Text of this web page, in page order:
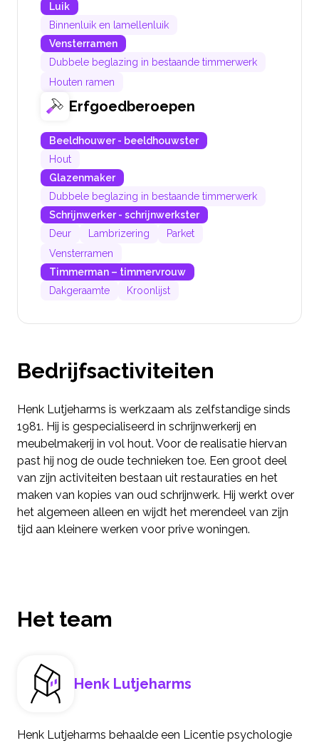
Luik
Binnenluik en lamellenluik
Vensterramen
Dubbele beglazing in bestaande timmerwerk
Houten ramen
Erfgoedberoepen
Beeldhouwer - beeldhouwster
Hout
Glazenmaker
Dubbele beglazing in bestaande timmerwerk
Schrijnwerker - schrijnwerkster
Deur
Lambrizering
Parket
Vensterramen
Timmerman – timmervrouw
Dakgeraamte
Kroonlijst
Bedrijfsactiviteiten
Henk Lutjeharms is werkzaam als zelfstandige sinds
1981. Hij is gespecialiseerd in schrijnwerkerij en
meubelmakerij in vol hout. Voor de realisatie hiervan
past hij nog de oude technieken toe. Een groot deel
van zijn activiteiten bestaan uit restauraties en het
maken van kopies van oud schrijnwerk. Hij werkt over
het algemeen alleen en wijdt het merendeel van zijn
tijd aan kleinere werken voor prive woningen.
Het team
Henk Lutjeharms
Henk Lutjeharms behaalde een Licentie psychologie